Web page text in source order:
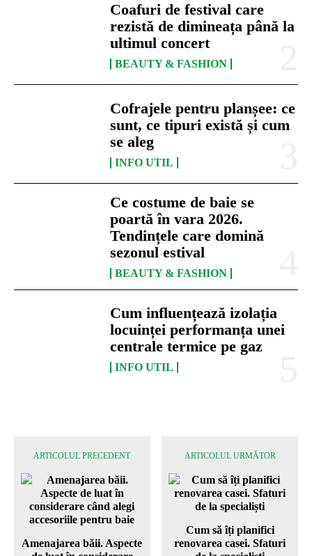
Coafuri de festival care
rezistă de dimineața până la
ultimul concert
BEAUTY & FASHION
Cofrajele pentru planșee: ce
sunt, ce tipuri există și cum
se aleg
INFO UTIL
Ce costume de baie se
poartă în vara 2026.
Tendințele care domină
sezonul estival
BEAUTY & FASHION
Cum influențează izolația
locuinței performanța unei
centrale termice pe gaz
INFO UTIL
ARTICOLUL PRECEDENT
Amenajarea băii. Aspecte
ARTICOLUL URMĂTOR
Cum să îți planifici
renovarea casei. Sfaturi